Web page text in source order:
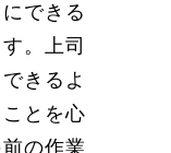
できる
。上司
きるよ
とを心
の作業